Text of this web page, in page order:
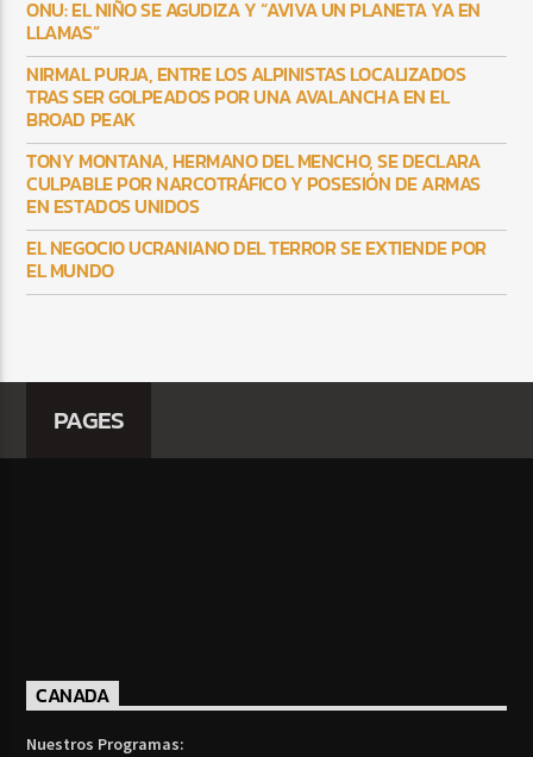
ONU: EL NIÑO SE AGUDIZA Y “AVIVA UN PLANETA YA EN
LLAMAS”
NIRMAL PURJA, ENTRE LOS ALPINISTAS LOCALIZADOS
TRAS SER GOLPEADOS POR UNA AVALANCHA EN EL
BROAD PEAK
TONY MONTANA, HERMANO DEL MENCHO, SE DECLARA
CULPABLE POR NARCOTRÁFICO Y POSESIÓN DE ARMAS
EN ESTADOS UNIDOS
EL NEGOCIO UCRANIANO DEL TERROR SE EXTIENDE POR
EL MUNDO
PAGES
CANADA
Nuestros Programas: